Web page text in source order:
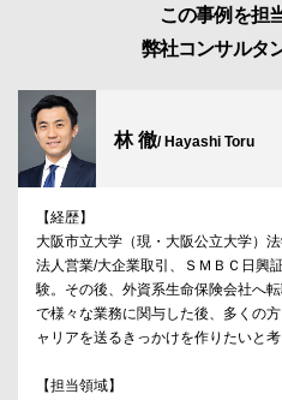
この事例を担
弊社コンサルタ
林 徹/ Hayashi Toru
【経歴】
大阪市立大学（現・大阪公立大学）
法人営業/大企業取引、ＳＭＢＣ日興
験。その後、外資系生命保険会社へ
で様々な業務に関与した後、多くの
ャリアを送るきっかけを作りたいと
【担当領域】